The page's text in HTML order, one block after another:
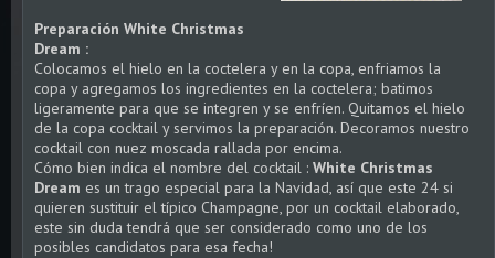
Preparación White Christmas
Dream :
Colocamos el hielo en la coctelera y en la copa, enfriamos la
copa y agregamos los ingredientes en la coctelera; batimos
ligeramente para que se integren y se enfríen. Quitamos el hielo
de la copa cocktail y servimos la preparación. Decoramos nuestro
cocktail con nuez moscada rallada por encima.
Cómo bien indica el nombre del cocktail : White Christmas
Dream es un trago especial para la Navidad, así que este 24 si
quieren sustituir el típico Champagne, por un cocktail elaborado,
este sin duda tendrá que ser considerado como uno de los
posibles candidatos para esa fecha!